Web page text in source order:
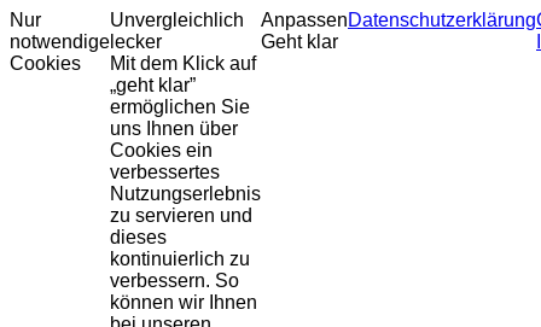
Nur
notwendige
Cookies
Unvergleichlich
lecker
Mit dem Klick auf
„geht klar”
ermöglichen Sie
uns Ihnen über
Cookies ein
verbessertes
Nutzungserlebnis
zu servieren und
dieses
kontinuierlich zu
verbessern. So
können wir Ihnen
Anpassen
Geht klar
Datenschutzerklärung